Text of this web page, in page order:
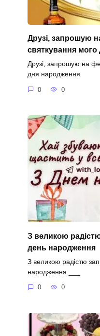
Друзі, запрошую
святкування
Друзі, запрошую на
дня народження
0 0
З великою
день народження
З великою радістю
народження ___
0 0